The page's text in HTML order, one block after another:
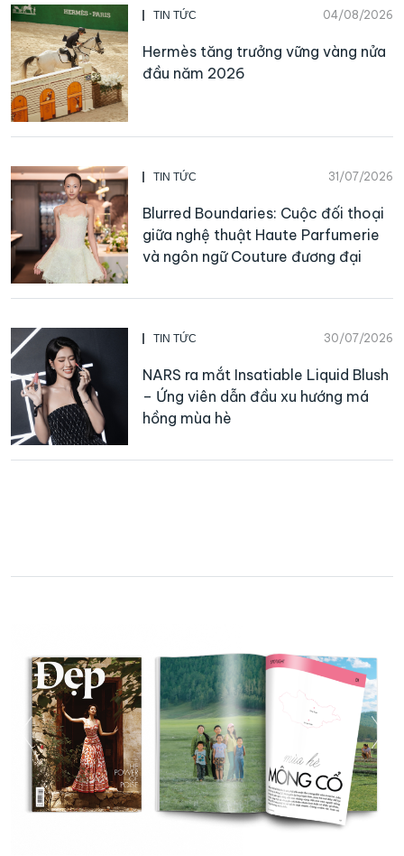
TIN TỨC 04/08/2026
Hermès tăng trưởng vững vàng nửa
đầu năm 2026
TIN TỨC 31/07/2026
Blurred Boundaries: Cuộc đối thoại
giữa nghệ thuật Haute Parfumerie
và ngôn ngữ Couture đương đại
TIN TỨC 30/07/2026
NARS ra mắt Insatiable Liquid Blush
– Ứng viên dẫn đầu xu hướng má
hồng mùa hè